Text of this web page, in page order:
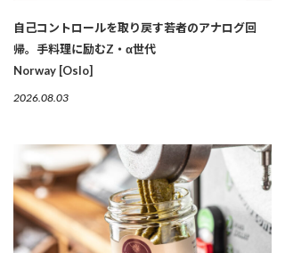
自己コントロールを取り戻す若者のアナログ回
帰。手料理に励むZ・α世代
Norway [Oslo]
2026.08.03